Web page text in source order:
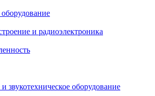
и радиоэлектроника
звукотехническое оборудование